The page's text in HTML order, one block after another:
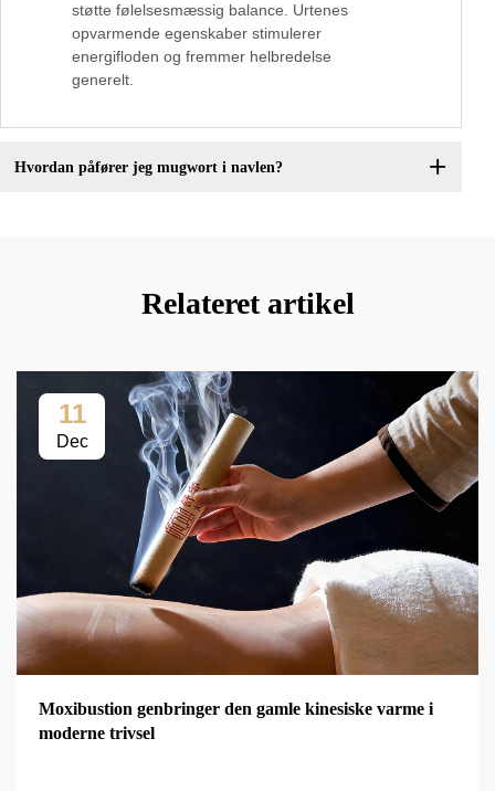
støtte følelsesmæssig balance. Urtenes
opvarmende egenskaber stimulerer
energifloden og fremmer helbredelse
generelt.
Hvordan påfører jeg mugwort i navlen?
Relateret artikel
11
Dec
Moxibustion genbringer den gamle kinesiske varme i
moderne trivsel